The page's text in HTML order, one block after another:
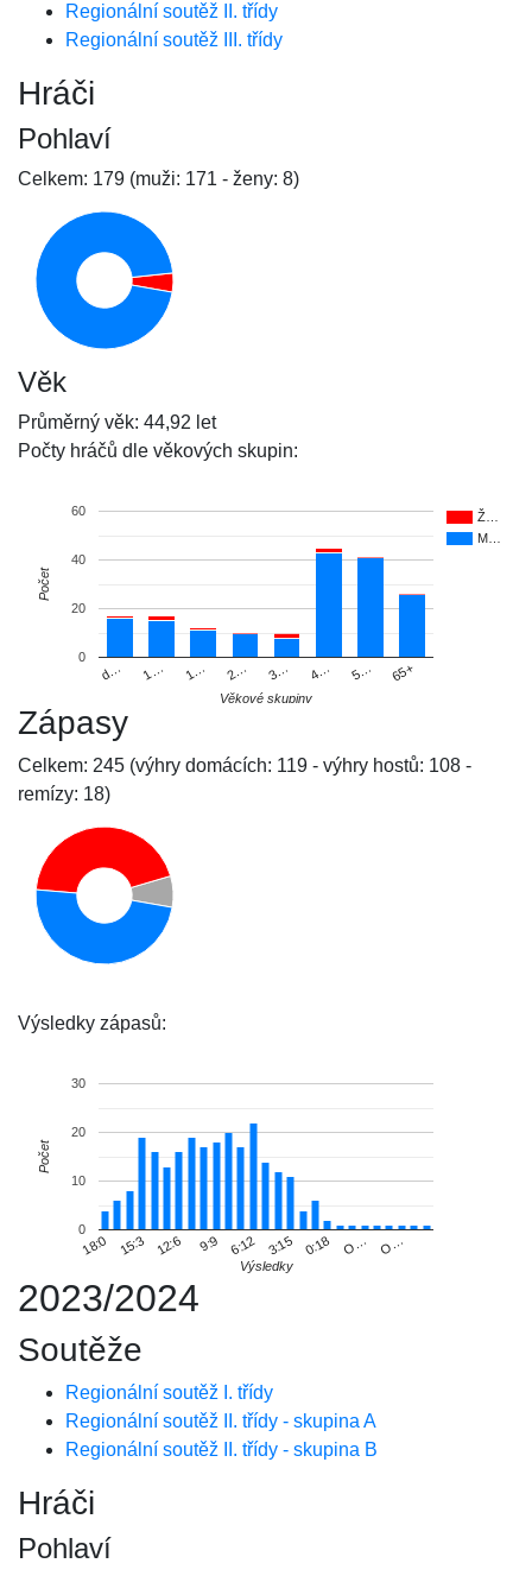
Regionální soutěž II. třídy
Regionální soutěž III. třídy
Hráči
Pohlaví
Celkem: 179 (muži: 171 - ženy: 8)
Věk
Průměrný věk: 44,92 let
Počty hráčů dle věkových skupin:
Ž…
M…
d… 1… 1… 2… 3… 4… 5… 65+
0
20
40
60
Věkové skupiny
Počet
Zápasy
Celkem: 245 (výhry domácích: 119 - výhry hostů: 108 -
remízy: 18)
Výsledky zápasů:
18:0 15:3 12:6 9:9 6:12 3:15 0:18 O… O…
0
10
20
30
Výsledky
Počet
2023/2024
Soutěže
Regionální soutěž I. třídy
Regionální soutěž II. třídy - skupina A
Regionální soutěž II. třídy - skupina B
Hráči
Pohlaví